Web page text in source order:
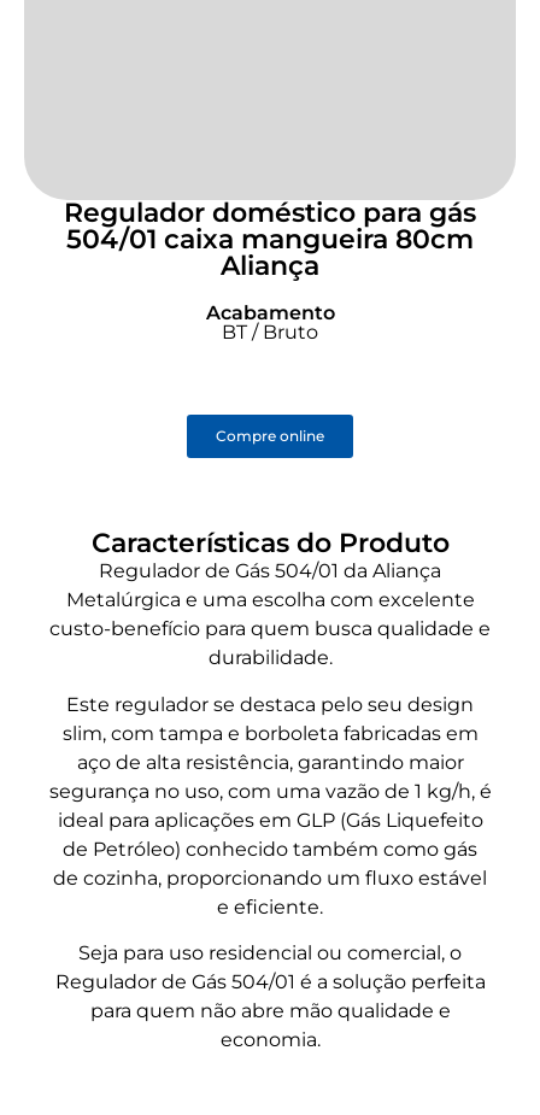
Regulador doméstico para gás
504/01 caixa mangueira 80cm
Aliança
Acabamento
BT / Bruto
Compre online
Características do Produto
Regulador de Gás 504/01 da Aliança
Metalúrgica e uma escolha com excelente
custo-benefício para quem busca qualidade e
durabilidade.
Este regulador se destaca pelo seu design
slim, com tampa e borboleta fabricadas em
aço de alta resistência, garantindo maior
segurança no uso, com uma vazão de 1 kg/h, é
ideal para aplicações em GLP (Gás Liquefeito
de Petróleo) conhecido também como gás
de cozinha, proporcionando um fluxo estável
e eficiente.
Seja para uso residencial ou comercial, o
Regulador de Gás 504/01 é a solução perfeita
para quem não abre mão qualidade e
economia.